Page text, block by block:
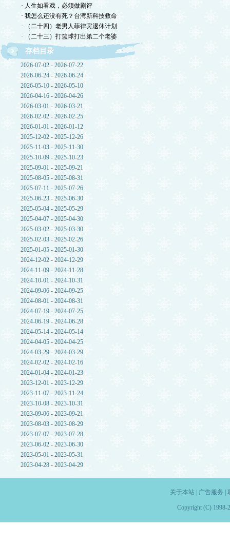
· 人生如看戏，必须做剧评
· 我怎么还没有死？台湾新科技救命
· （二十四）老男人菲律宾退休计划
· （二十三）打篮球打出第二个老婆
存档目录
2026-07-02 - 2026-07-22
2026-06-24 - 2026-06-24
2026-05-10 - 2026-05-10
2026-04-16 - 2026-04-26
2026-03-01 - 2026-03-21
2026-02-02 - 2026-02-25
2026-01-01 - 2026-01-12
2025-12-02 - 2025-12-26
2025-11-03 - 2025-11-30
2025-10-09 - 2025-10-23
2025-09-01 - 2025-09-21
2025-08-05 - 2025-08-31
2025-07-11 - 2025-07-26
2025-06-23 - 2025-06-30
2025-05-04 - 2025-05-29
2025-04-07 - 2025-04-30
2025-03-02 - 2025-03-30
2025-02-03 - 2025-02-26
2025-01-05 - 2025-01-30
2024-12-02 - 2024-12-29
2024-11-09 - 2024-11-28
2024-10-01 - 2024-10-31
2024-09-06 - 2024-09-25
2024-08-01 - 2024-08-31
2024-07-19 - 2024-07-25
2024-06-19 - 2024-06-28
2024-05-14 - 2024-05-14
2024-04-05 - 2024-04-25
2024-03-29 - 2024-03-29
2024-02-02 - 2024-02-16
2024-01-04 - 2024-01-23
2023-12-01 - 2023-12-29
2023-11-07 - 2023-11-24
2023-10-08 - 2023-10-31
2023-09-06 - 2023-09-21
2023-08-03 - 2023-08-29
2023-07-07 - 2023-07-28
2023-06-02 - 2023-06-30
2023-05-01 - 2023-05-31
2023-04-28 - 2023-04-29
关于本站| 广告服务
Copyright (C) 1998-